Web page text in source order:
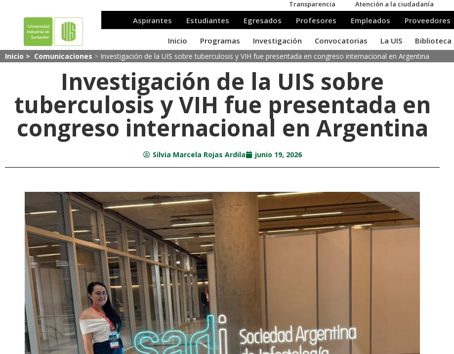
Inicio > Comunicaciones > Investigación de la UIS sobre tuberculosis y VIH fue presentada en congreso internacional en Argentina
Investigación de la UIS sobre
tuberculosis y VIH fue presentada en
congreso internacional en Argentina
Silvia Marcela Rojas Ardila junio 19, 2026